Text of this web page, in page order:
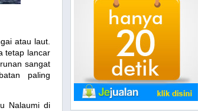
atau laut.
tetap lancar
sangat
paling
Nalaumi di